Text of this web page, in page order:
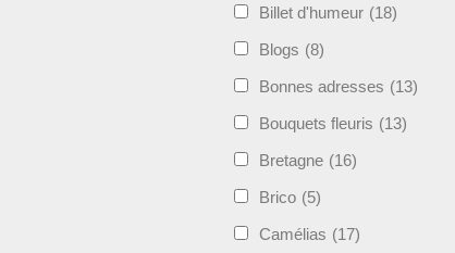
Billet d'humeur (18)
Blogs (8)
Bonnes adresses (13)
Bouquets fleuris (13)
Bretagne (16)
Brico (5)
Camélias (17)